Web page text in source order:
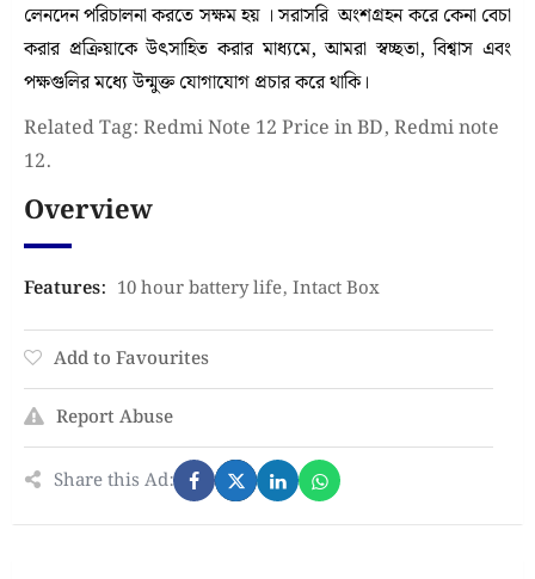
লেনদেন পরিচালনা করতে সক্ষম হয় । সরাসরি অংশগ্রহন করে কেনা বেচা
করার প্রক্রিয়াকে উৎসাহিত করার মাধ্যমে, আমরা স্বচ্ছতা, বিশ্বাস এবং
পক্ষগুলির মধ্যে উন্মুক্ত যোগাযোগ প্রচার করে থাকি।
Related Tag: Redmi Note 12 Price in BD, Redmi note
12.
Overview
Features: 10 hour battery life, Intact Box
Add to Favourites
Report Abuse
Share this Ad: